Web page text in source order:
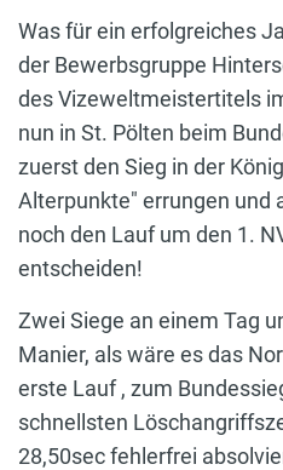
Was für ein erfolgreiches
der Bewerbsgruppe
des Vizeweltmeistertitels
nun in St. Pölten beim
zuerst den Sieg in der
Alterpunkte" errungen und
noch den Lauf um den 1.
entscheiden!
Zwei Siege an einem Tag
Manier, als wäre es das
erste Lauf , zum
schnellsten
28,50sec fehlerfrei